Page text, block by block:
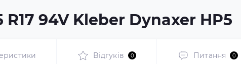
R17 94V Kleber Dynaxer HP5
Відгуків 0 Питання 0